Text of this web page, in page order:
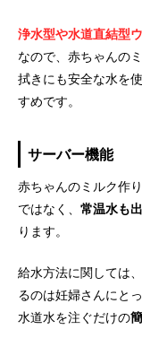
浄水型や水道直結型
なので、赤ちゃんの
拭きにも安全な水を
すめです。
サーバー機能
赤ちゃんのミルク作
ではなく、 常温水も
ります。
給水方法に関しては
るのは妊婦さんにと
水道水を注ぐだけの